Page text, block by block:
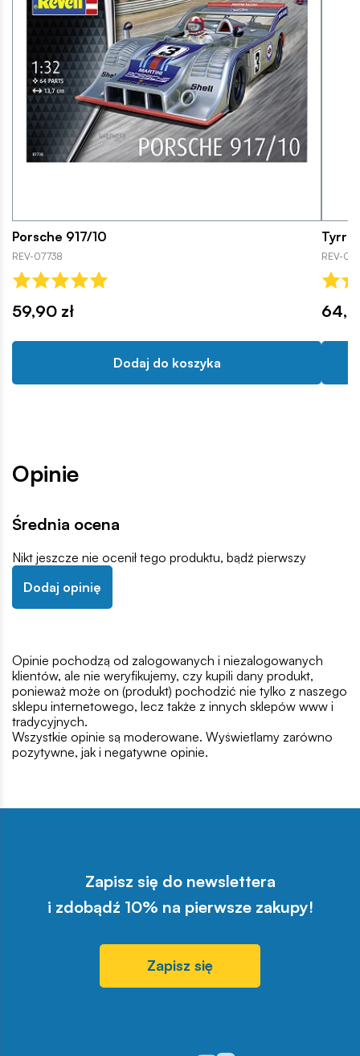
Porsche 917/10
REV-07738
59,90 zł
Dodaj do koszyka
REV-
Opinie
Średnia ocena
Nikt jeszcze nie ocenił tego produktu, bądź pierwszy
Dodaj opinię
Opinie pochodzą od zalogowanych i niezalogowanych
klientów, ale nie weryfikujemy, czy kupili dany produkt,
ponieważ może on (produkt) pochodzić nie tylko z naszego
sklepu internetowego, lecz także z innych sklepów www i
tradycyjnych.
Wszystkie opinie są moderowane. Wyświetlamy zarówno
pozytywne, jak i negatywne opinie.
Zapisz się do newslettera
i zdobądź 10% na pierwsze zakupy!
Zapisz się